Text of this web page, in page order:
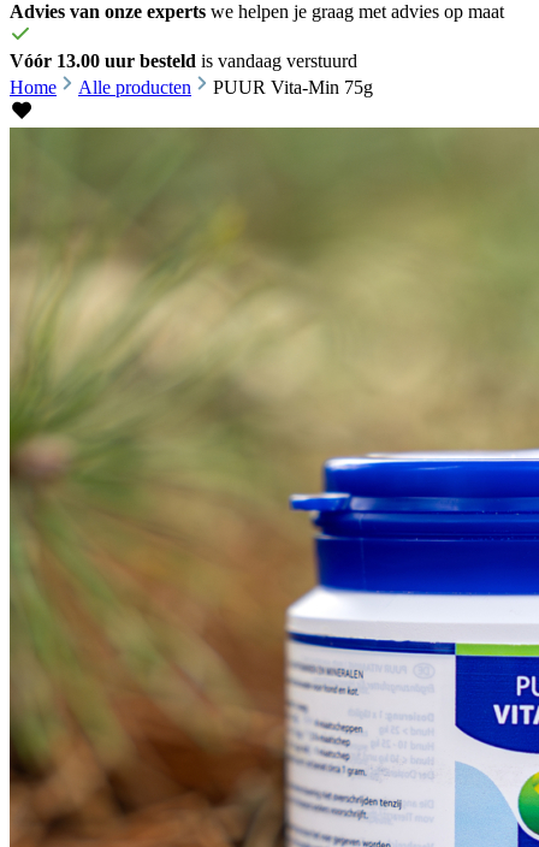
Advies van onze experts we helpen je graag met advies op maat
Vóór 13.00 uur besteld is vandaag verstuurd
Home
Alle producten PUUR Vita-Min 75g